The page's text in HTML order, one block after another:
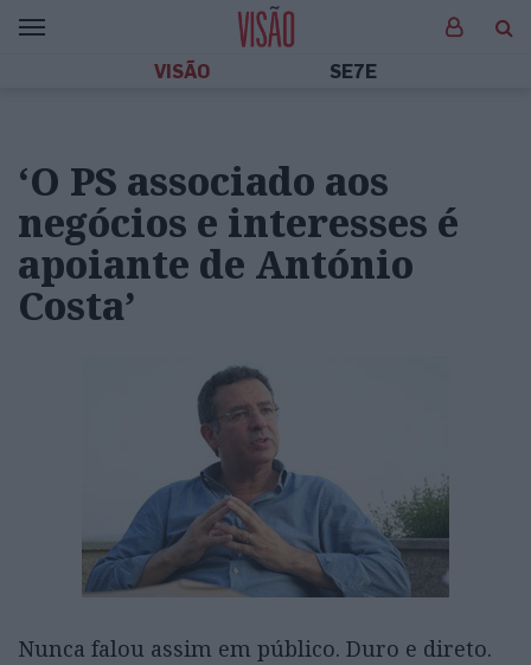
VISÃO SE7E
‘O PS associado aos
negócios e interesses é
apoiante de António
Costa’
Nunca falou assim em público. Duro e direto.